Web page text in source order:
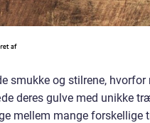
smukke og stilrene, hvorfor
deres gulve med unikke
mellem mange forskellige